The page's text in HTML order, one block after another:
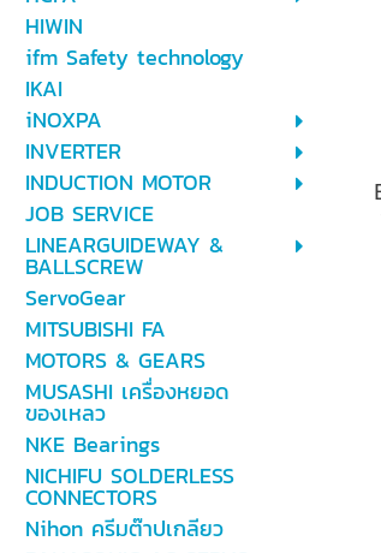
HIWIN
ifm Safety technology
IKAI
iNOXPA
INVERTER
INDUCTION MOTOR
JOB SERVICE
LINEARGUIDEWAY &
BALLSCREW
ServoGear
MITSUBISHI FA
MOTORS & GEARS
MUSASHI เครื่องหยอด
ของเหลว
NKE Bearings
NICHIFU SOLDERLESS
CONNECTORS
Nihon ครีมต๊าปเกลียว